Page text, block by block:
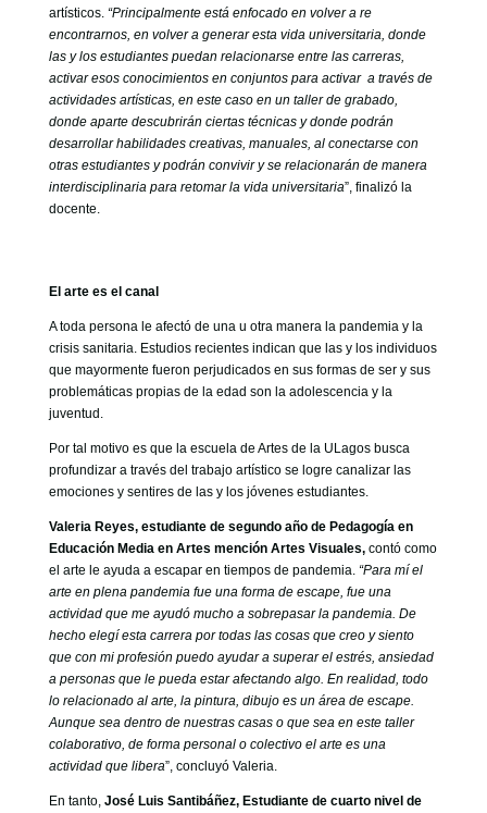
artísticos. “Principalmente está enfocado en volver a re
encontrarnos, en volver a generar esta vida universitaria, donde
las y los estudiantes puedan relacionarse entre las carreras,
activar esos conocimientos en conjuntos para activar a través de
actividades artísticas, en este caso en un taller de grabado,
donde aparte descubrirán ciertas técnicas y donde podrán
desarrollar habilidades creativas, manuales, al conectarse con
otras estudiantes y podrán convivir y se relacionarán de manera
interdisciplinaria para retomar la vida universitaria”, finalizó la
docente.
El arte es el canal
A toda persona le afectó de una u otra manera la pandemia y la
crisis sanitaria. Estudios recientes indican que las y los individuos
que mayormente fueron perjudicados en sus formas de ser y sus
problemáticas propias de la edad son la adolescencia y la
juventud.
Por tal motivo es que la escuela de Artes de la ULagos busca
profundizar a través del trabajo artístico se logre canalizar las
emociones y sentires de las y los jóvenes estudiantes.
Valeria Reyes, estudiante de segundo año de Pedagogía en
Educación Media en Artes mención Artes Visuales,contó como
el arte le ayuda a escapar en tiempos de pandemia. “Para mí el
arte en plena pandemia fue una forma de escape, fue una
actividad que me ayudó mucho a sobrepasar la pandemia. De
hecho elegí esta carrera por todas las cosas que creo y siento
que con mi profesión puedo ayudar a superar el estrés, ansiedad
a personas que le pueda estar afectando algo. En realidad, todo
lo relacionado al arte, la pintura, dibujo es un área de escape.
Aunque sea dentro de nuestras casas o que sea en este taller
colaborativo, de forma personal o colectivo el arte es una
actividad que libera”, concluyó Valeria.
En tanto, José Luis Santibáñez, Estudiante de cuarto nivel de